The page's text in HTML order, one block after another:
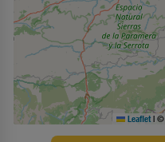
Leaflet ©